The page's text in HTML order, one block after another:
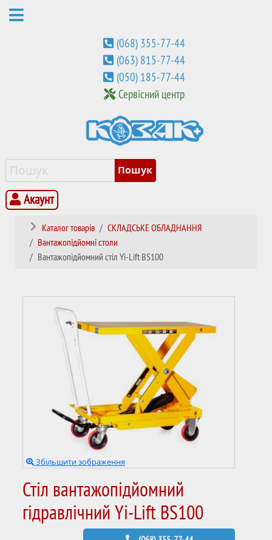
(068) 355-77-44
(063) 815-77-44
(050) 185-77-44
Сервісний центр
Акаунт
Каталог товарів
СКЛАДСЬКЕ ОБЛАДНАННЯ
Вантажопідйомні столи
Вантажопідйомний стіл Yi-Lift BS100
Збільшити зображення
Стіл вантажопідйомний
гідравлічний Yi-Lift BS100